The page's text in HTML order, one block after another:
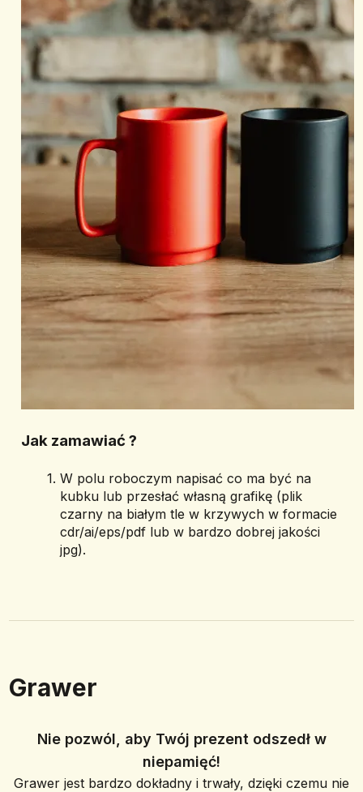
Jak zamawiać ?
W polu roboczym napisać co ma być na
kubku lub przesłać własną grafikę (plik
czarny na białym tle w krzywych w formacie
cdr/ai/eps/pdf lub w bardzo dobrej jakości
jpg).
Grawer
Nie pozwól, aby Twój prezent odszedł w
niepamięć!
Grawer jest bardzo dokładny i trwały, dzięki czemu nie